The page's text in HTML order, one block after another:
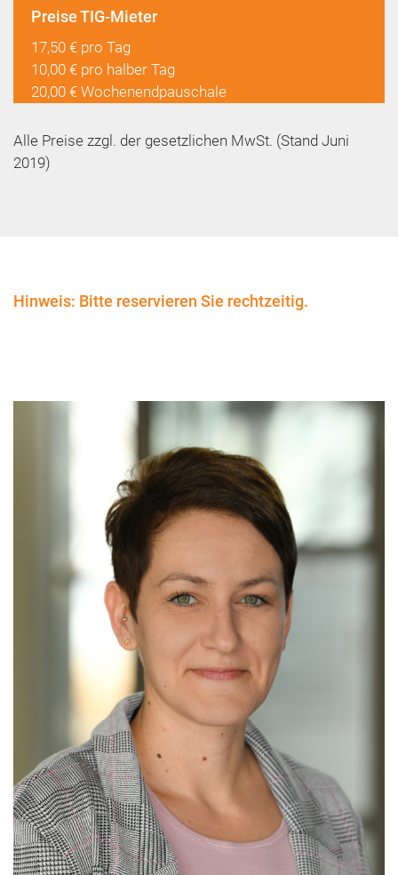
Preise TIG-Mieter
17,50 € pro Tag
10,00 € pro halber Tag
20,00 € Wochenendpauschale
Alle Preise zzgl. der gesetzlichen MwSt. (Stand Juni
2019)
Hinweis: Bitte reservieren Sie rechtzeitig.